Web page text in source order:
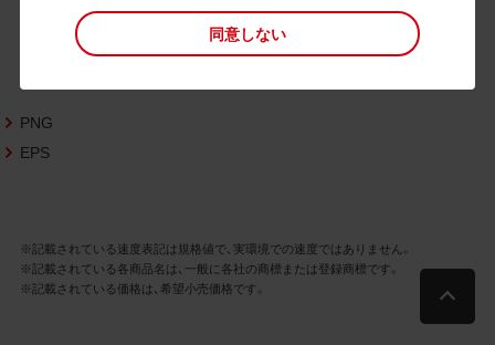
に同意いただいたお客様に限定して、本CA
D図ダウンロードページで公開している当
いいます）の利用を許諾いたします。
データ利用規約の記載事項は予告なく変更
されることがあります。各データをダウン
同意しない
PNG
EPS
※記載されている速度表記は規格値で、実環境での速度ではありません。
※記載されている各商品名は、一般に各社の商標または登録商標です。
※記載されている価格は、希望小売価格です。